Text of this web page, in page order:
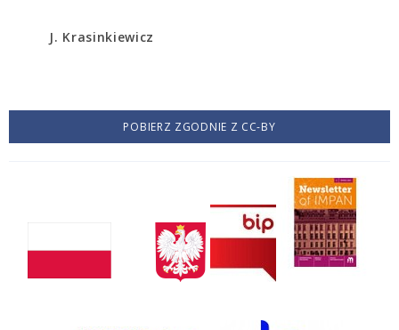
J. Krasinkiewicz
POBIERZ ZGODNIE Z CC-BY